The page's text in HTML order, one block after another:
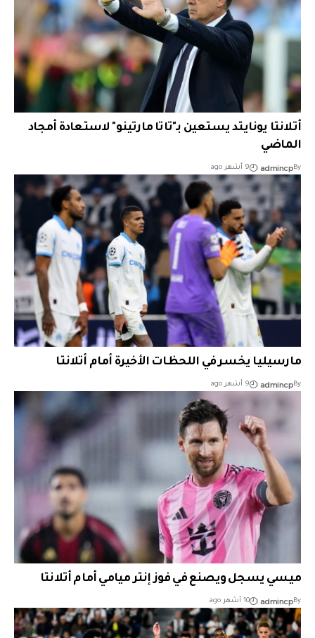
أتلانتا يونايتد يستعين بـ"تاتا مارتينو" لاستعادة أمجاد
الماضي
By
admincp 9 أشهر ago
مارسيليا يخسر في اللحظات الأخيرة أمام أتلانتا
By
admincp 9 أشهر ago
ميسي يسجل ويصنع في فوز إنتر ميامي أمام أتلانتا
By
admincp 10 أشهر ago